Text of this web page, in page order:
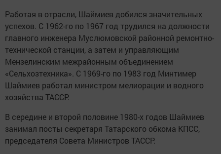
Работая в отрасли, Шаймиев добился значительных
успехов. С 1962-го по 1967 год трудился на должности
главного инженера Муслюмовской районной ремонтно-
технической станции, а затем и управляющим
Мензелинским межрайонным объединением
«Сельхозтехника». С 1969-го по 1983 год Минтимер
Шаймиев работал министром мелиорации и водного
хозяйства ТАССР.
В середине и второй половине 1980-х годов Шаймиев
занимал посты секретаря Татарского обкома КПСС,
председателя Совета Министров ТАССР.